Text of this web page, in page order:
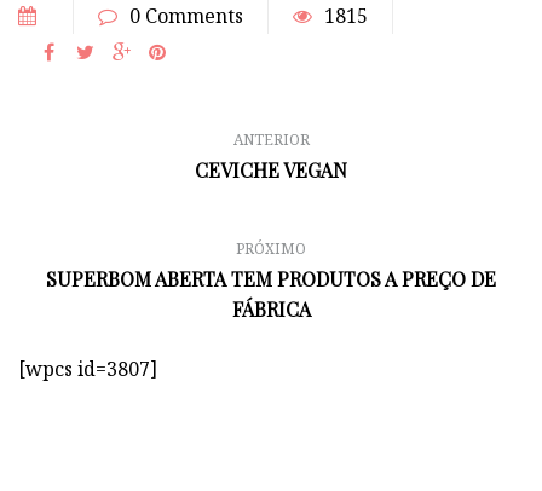
0 Comments 1815
ANTERIOR
CEVICHE VEGAN
PRÓXIMO
SUPERBOM ABERTA TEM PRODUTOS A PREÇO DE
FÁBRICA
[wpcs id=3807]